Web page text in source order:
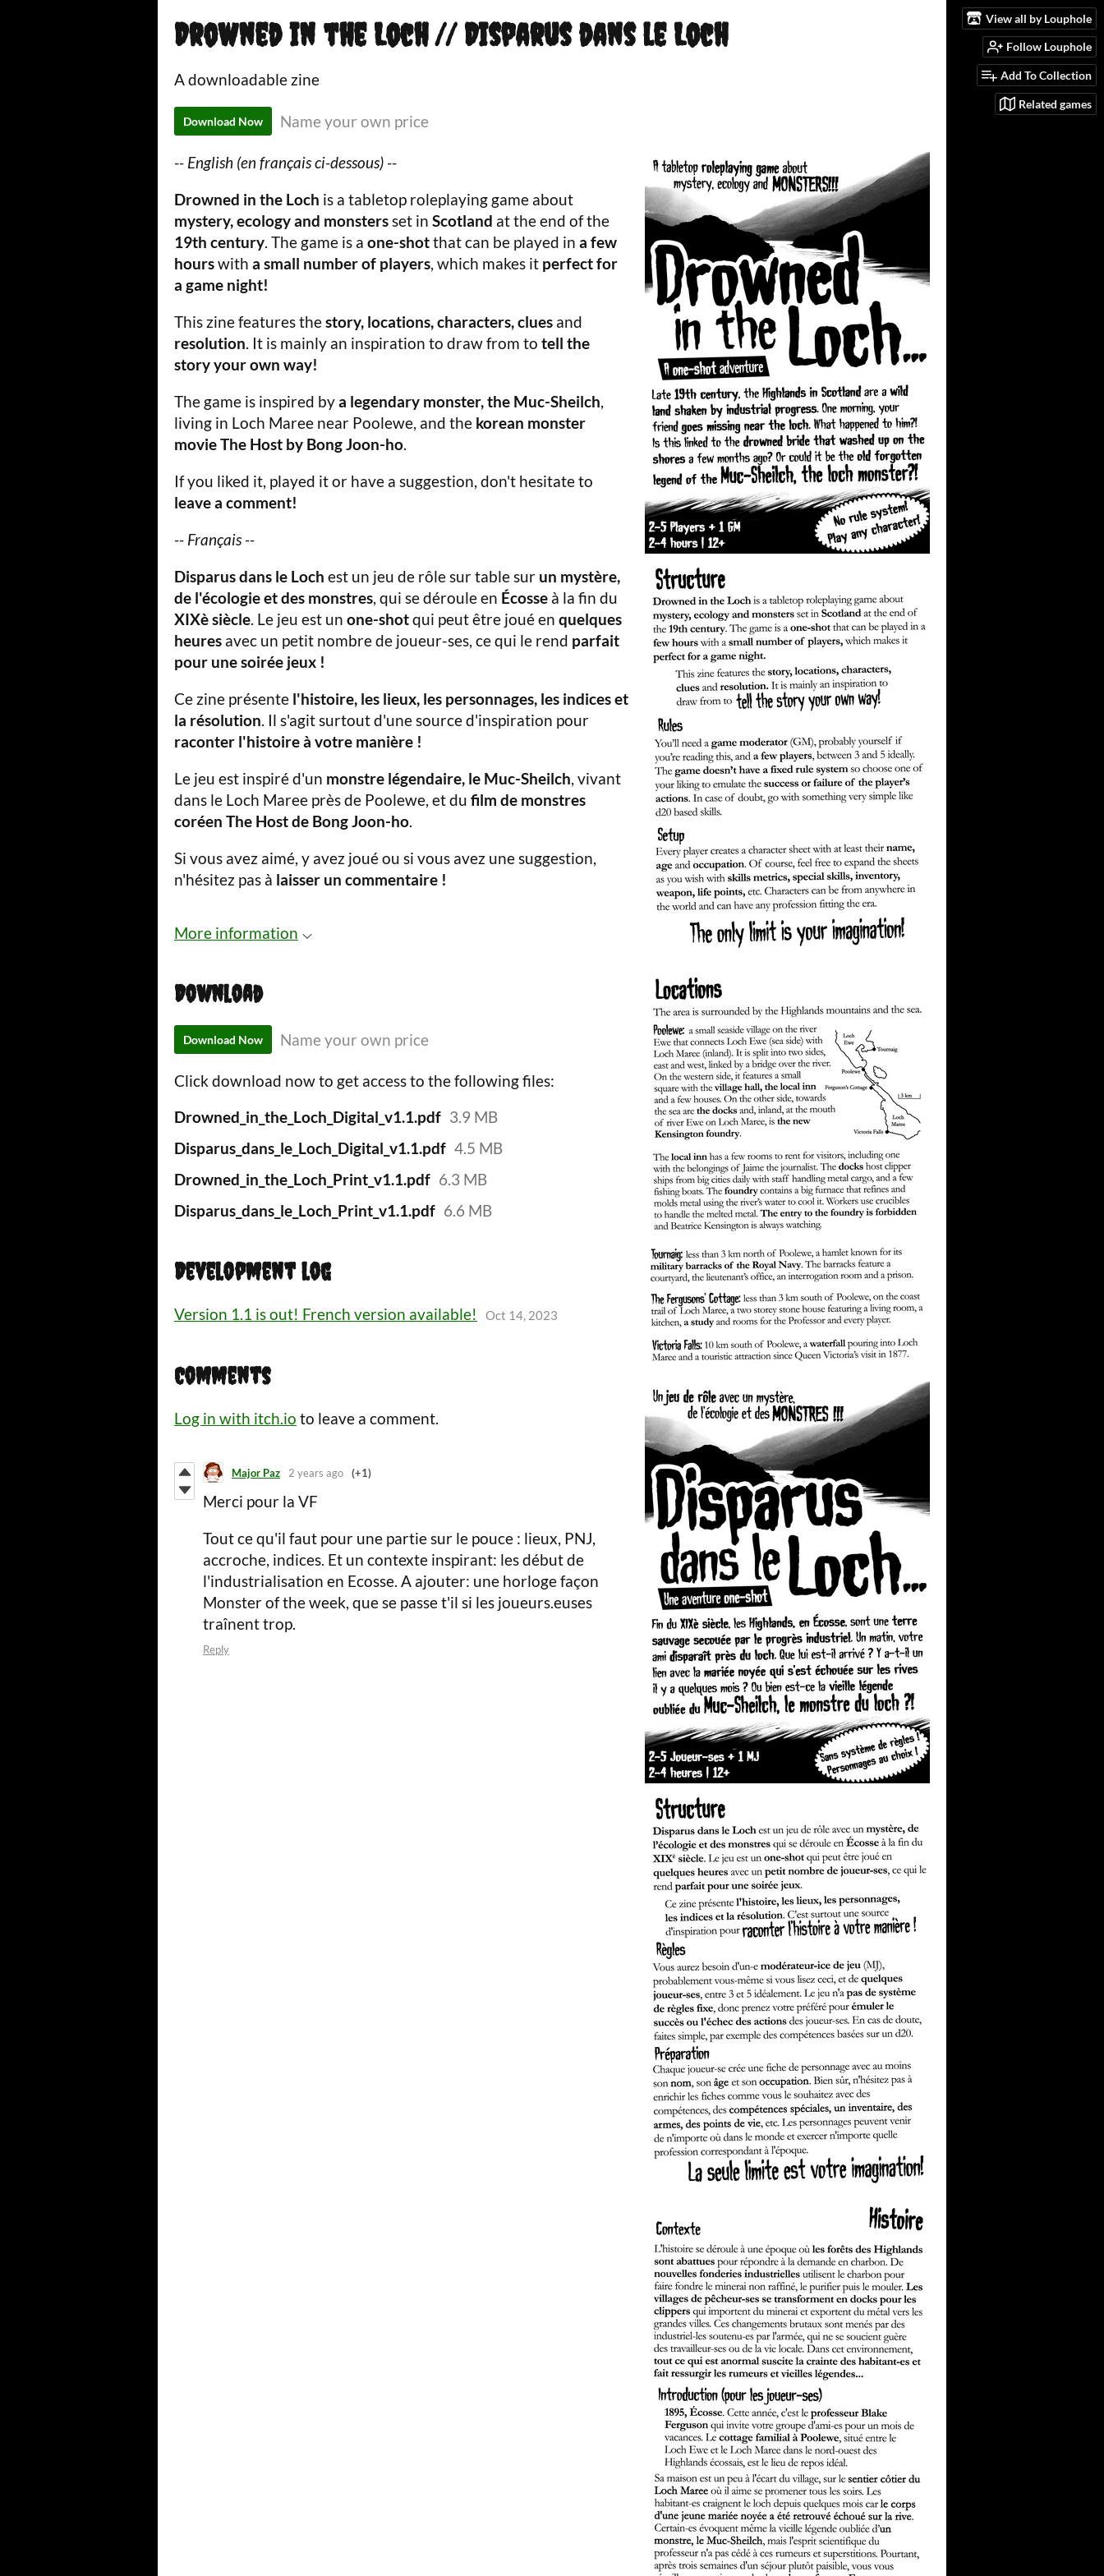
View all by Louphole
Follow Louphole
Add To Collection
Related games
Drowned in the Loch // Disparus dans le Loch
A downloadable zine
Download Now Name your own price
-- English (en français ci-dessous) --
Drowned in the Loch is a tabletop roleplaying game about
mystery, ecology and monstersset in Scotland at the end of the
19th century. The game is a one-shotthat can be played in a few
hourswith a small number of players, which makes it perfect for
a game night!
This zine features thestory, locations, characters, clues and
resolution. It is mainly an inspiration to draw from to tell the
story your own way!
The game is inspired bya legendary monster, the Muc-Sheilch,
living in Loch Maree near Poolewe, and the korean monster
movie The Host by Bong Joon-ho.
If you liked it, played it or have a suggestion, don't hesitate to
leave a comment!
-- Français --
Disparus dans le Loch est un jeu de rôle sur table sur un mystère,
de l'écologie et des monstres, qui se déroule en Écosse à la fin du
XIXè siècle. Le jeu est un one-shotqui peut être joué en quelques
heures avec un petit nombre de joueur-ses, ce qui le rend parfait
pour une soirée jeux !
Ce zine présente l'histoire, les lieux, les personnages, les indices et
la résolution. Il s'agit surtout d'une source d'inspiration pour
raconter l'histoire à votre manière !
Le jeu est inspiré d'un monstre légendaire, le Muc-Sheilch, vivant
dans le Loch Maree près de Poolewe, et du film de monstres
coréen The Host de Bong Joon-ho.
Si vous avez aimé, y avez joué ou si vous avez une suggestion,
n'hésitez pas à laisser un commentaire !
More information
Download
Download Now Name your own price
Click download now to get access to the following files:
Drowned_in_the_Loch_Digital_v1.1.pdf 3.9 MB
Disparus_dans_le_Loch_Digital_v1.1.pdf 4.5 MB
Drowned_in_the_Loch_Print_v1.1.pdf 6.3 MB
Disparus_dans_le_Loch_Print_v1.1.pdf 6.6 MB
Development log
Version 1.1 is out! French version available! Oct 14, 2023
Comments
Log in with itch.io to leave a comment.
Major Paz 2 years ago (+1)
Merci pour la VF
Tout ce qu'il faut pour une partie sur le pouce : lieux, PNJ,
accroche, indices. Et un contexte inspirant: les début de
l'industrialisation en Ecosse. A ajouter: une horloge façon
Monster of the week, que se passe t'il si les joueurs.euses
traînent trop.
Reply